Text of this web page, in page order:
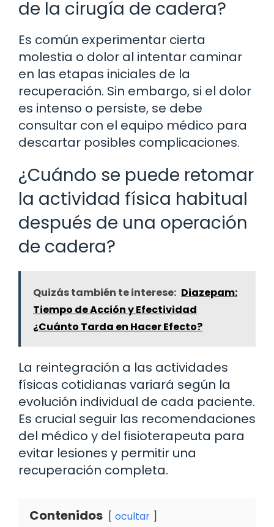
de la cirugía de cadera?
Es común experimentar cierta
molestia o dolor al intentar caminar
en las etapas iniciales de la
recuperación. Sin embargo, si el dolor
es intenso o persiste, se debe
consultar con el equipo médico para
descartar posibles complicaciones.
¿Cuándo se puede retomar
la actividad física habitual
después de una operación
de cadera?
Quizás también te interese: Diazepam:
Tiempo de Acción y Efectividad
¿Cuánto Tarda en Hacer Efecto?
La reintegración a las actividades
físicas cotidianas variará según la
evolución individual de cada paciente.
Es crucial seguir las recomendaciones
del médico y del fisioterapeuta para
evitar lesiones y permitir una
recuperación completa.
Contenidos ocultar